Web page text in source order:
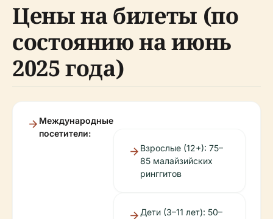
Цены на билеты (по
состоянию на июнь
2025 года)
Международные
посетители:
Взрослые (12+): 75–
85 малайзийских
ринггитов
Дети (3–11 лет): 50–